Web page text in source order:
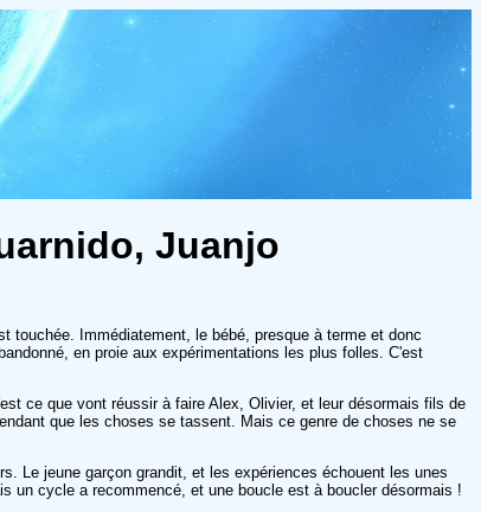
Juanjo
touchée. Immédiatement, le bébé, presque à terme et donc
en proie aux expérimentations les plus folles. C'est
ce que vont réussir à faire Alex, Olivier, et leur désormais fils de
que les choses se tassent. Mais ce genre de choses ne se
Le jeune garçon grandit, et les expériences échouent les unes
un cycle a recommencé, et une boucle est à boucler désormais !